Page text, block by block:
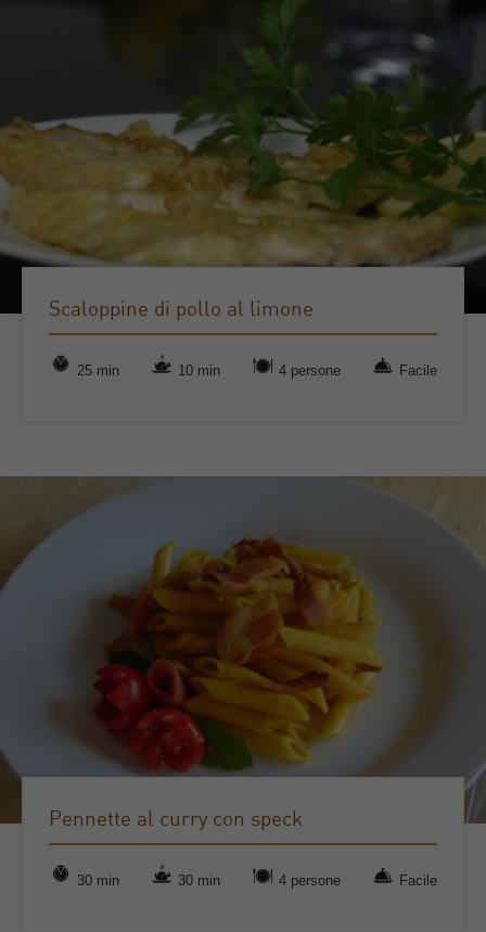
Scaloppine di pollo al limone
25 min 10 min 4 persone Facile
Pennette al curry con speck
30 min 30 min 4 persone Facile